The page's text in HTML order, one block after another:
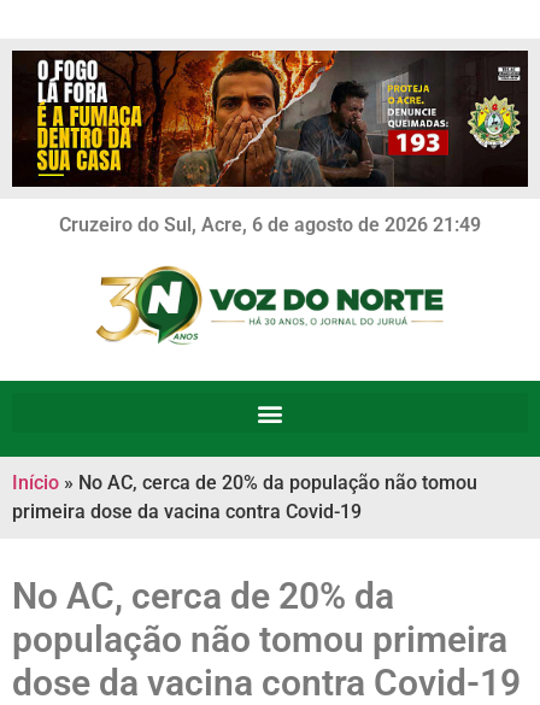
Cruzeiro do Sul, Acre, 6 de agosto de 2026 21:49
Início » No AC, cerca de 20% da população não tomou
primeira dose da vacina contra Covid-19
No AC, cerca de 20% da
população não tomou primeira
dose da vacina contra Covid-19